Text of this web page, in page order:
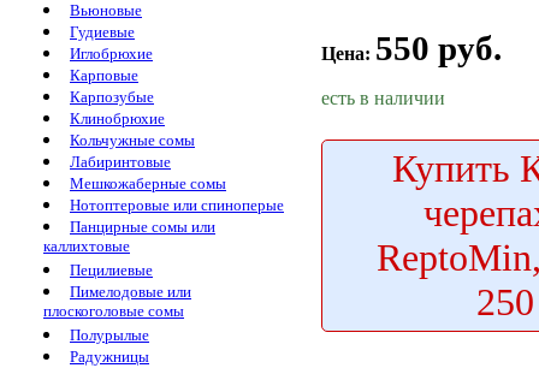
Вьюновые
Гудиевые
Иглобрюхие
Карповые
Карпозубые
Клинобрюхие
Кольчужные сомы
Лабиринтовые
Мешкожаберные сомы
Нотоптеровые или спиноперые
Панцирные сомы или
каллихтовые
Пецилиевые
Пимелодовые или
плоскоголовые сомы
Полурылые
Радужницы
Цена: 550 руб.
есть в наличии
Купить